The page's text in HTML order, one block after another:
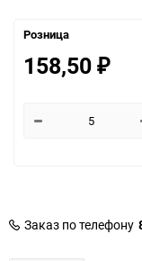
Розница
158,50 ₽
Заказ по телефону